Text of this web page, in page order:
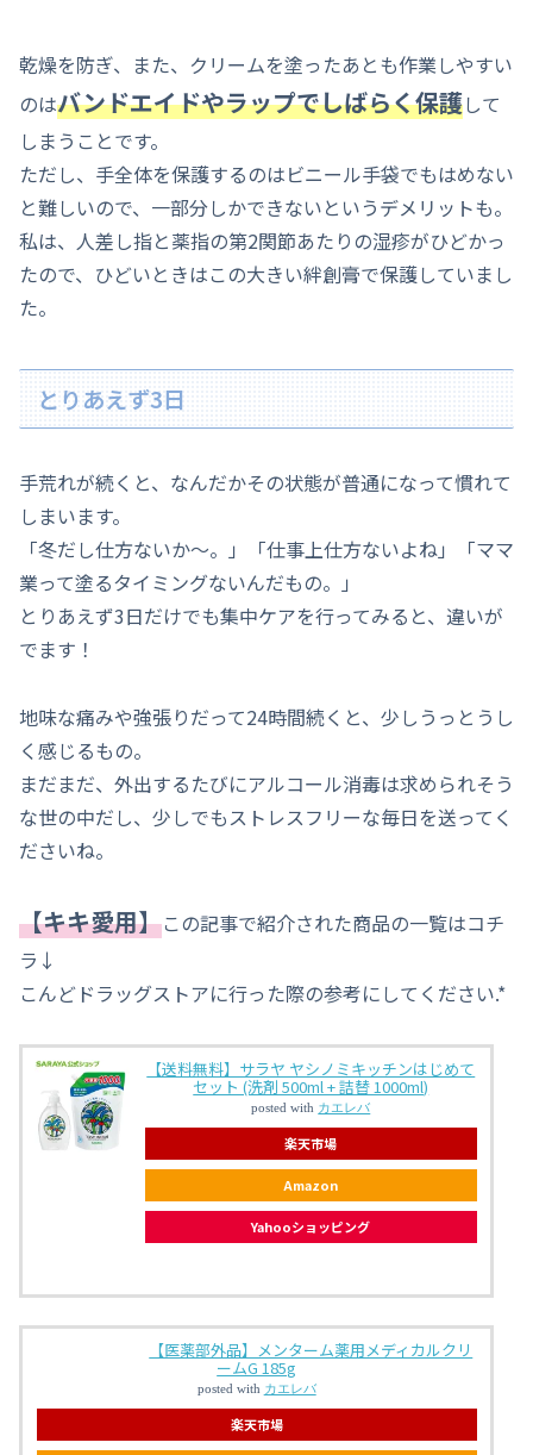
乾燥を防ぎ、また、クリームを塗ったあとも作業しやすい
のはバンドエイドやラップでしばらく保護して
しまうことです。
ただし、手全体を保護するのはビニール手袋でもはめない
と難しいので、一部分しかできないというデメリットも。
私は、人差し指と薬指の第2関節あたりの湿疹がひどかっ
たので、ひどいときはこの大きい絆創膏で保護していまし
た。
とりあえず3日
手荒れが続くと、なんだかその状態が普通になって慣れて
しまいます。
「冬だし仕方ないか～。」「仕事上仕方ないよね」「ママ
業って塗るタイミングないんだもの。」
とりあえず3日だけでも集中ケアを行ってみると、違いが
でます！
地味な痛みや強張りだって24時間続くと、少しうっとうし
く感じるもの。
まだまだ、外出するたびにアルコール消毒は求められそう
な世の中だし、少しでもストレスフリーな毎日を送ってく
ださいね。
【キキ愛用】この記事で紹介された商品の一覧はコチ
ラ↓
こんどドラッグストアに行った際の参考にしてください.*
【送料無料】サラヤ ヤシノミキッチンはじめて
セット (洗剤 500ml + 詰替 1000ml)
posted with カエレバ
楽天市場
Amazon
Yahooショッピング
【医薬部外品】メンターム薬用メディカルクリ
ームG 185g
posted with カエレバ
楽天市場